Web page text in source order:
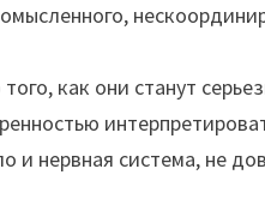
как они станут
и нервная система, не